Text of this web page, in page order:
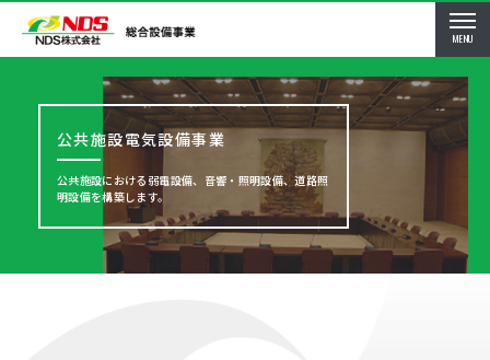
MENU
公共施設電気設備事業
公共施設における弱電設備、音響・照明設備、道路照
明設備を構築します。